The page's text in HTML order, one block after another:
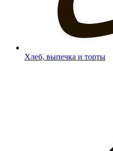
Хлеб, выпечка и торты